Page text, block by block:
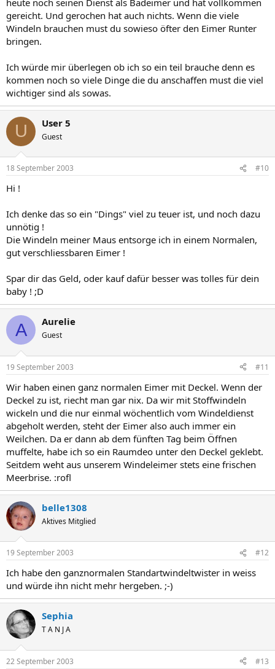
gereicht. Und gerochen hat auch nichts. Wenn die viele
Windeln brauchen must du sowieso öfter den Eimer Runter
bringen.
Ich würde mir überlegen ob ich so ein teil brauche denn es
kommen noch so viele Dinge die du anschaffen must die viel
wichtiger sind als sowas.
U User 5
Guest
18 September 2003 #10
Hi !
Ich denke das so ein "Dings" viel zu teuer ist, und noch dazu
unnötig !
Die Windeln meiner Maus entsorge ich in einem Normalen,
gut verschliessbaren Eimer !
Spar dir das Geld, oder kauf dafür besser was tolles für dein
baby ! ;D
A Aurelie
Guest
19 September 2003 #11
Wir haben einen ganz normalen Eimer mit Deckel. Wenn der
Deckel zu ist, riecht man gar nix. Da wir mit Stoffwindeln
wickeln und die nur einmal wöchentlich vom Windeldienst
abgeholt werden, steht der Eimer also auch immer ein
Weilchen. Da er dann ab dem fünften Tag beim Öffnen
muffelte, habe ich so ein Raumdeo unter den Deckel geklebt.
Seitdem weht aus unserem Windeleimer stets eine frischen
Meerbrise. :rofl
belle1308
Aktives Mitglied
19 September 2003 #12
Ich habe den ganznormalen Standartwindeltwister in weiss
und würde ihn nicht mehr hergeben. ;-)
Sephia
T A N J A
22 September 2003 #13